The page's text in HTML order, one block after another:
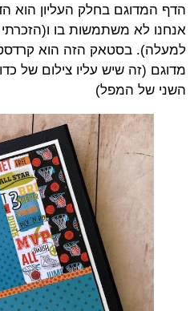
הדף המדוגם בחלק העליון הוא
אנחנו לא משתמשות בו
למעלה). בסטאק הזה הוא
מדוגם (זה שיש עליו צילום של
השני של המפל)